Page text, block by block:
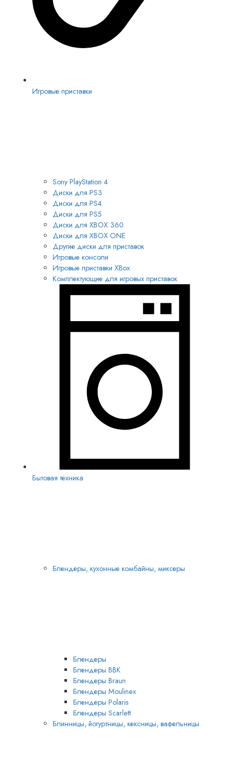
Игровые приставки
Sony PlayStation 4
Диски для PS3
Диски для PS4
Диски для PS5
Диски для XBOX 360
Диски для XBOX ONE
Другие диски для приставок
Игровые консоли
Игровые приставки XBox
Комплектующие для игровых приставок
Бытовая техника
Блендеры, кухонные комбайны, миксеры
Блендеры
Блендеры BBK
Блендеры Braun
Блендеры Moulinex
Блендеры Polaris
Блендеры Scarlett
Блинницы, йогуртницы, кексницы, вафельницы